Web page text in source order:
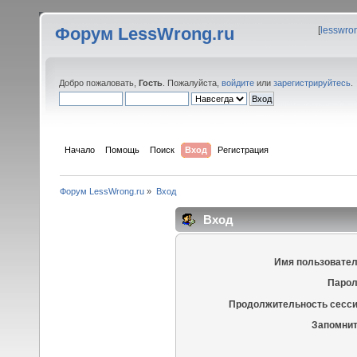
Форум LessWrong.ru [
Добро пожаловать, Гость . Пожалуйста, войдите или зарегистрируйтесь
Начало Помощь Поиск Вход Регистрация
Форум LessWrong.ru » Вход
Вход
Имя
Продолжительность